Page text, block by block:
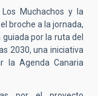
Muchachos y la
broche a la jornada,
por la ruta del
2030, una iniciativa
la Agenda Canaria